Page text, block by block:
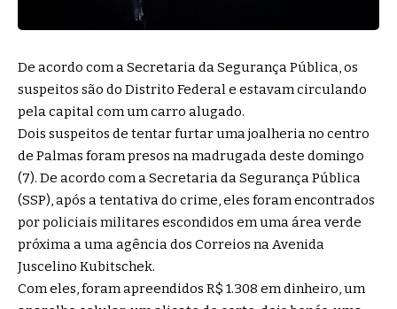
De acordo com a Secretaria da Segurança Pública, os
suspeitos são do Distrito Federal e estavam circulando
pela capital com um carro alugado.
Dois suspeitos de tentar furtar uma joalheria no centro
de Palmas foram presos na madrugada deste domingo
(7). De acordo com a Secretaria da Segurança Pública
(SSP), após a tentativa do crime, eles foram encontrados
por policiais militares escondidos em uma área verde
próxima a uma agência dos Correios na Avenida
Juscelino Kubitschek.
Com eles, foram apreendidos R$ 1.308 em dinheiro, um